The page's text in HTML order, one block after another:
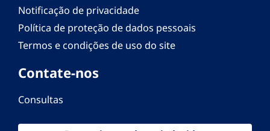
Notificação de privacidade
Política de proteção de dados pessoais
Termos e condições de uso do site
Contate-nos
Consultas